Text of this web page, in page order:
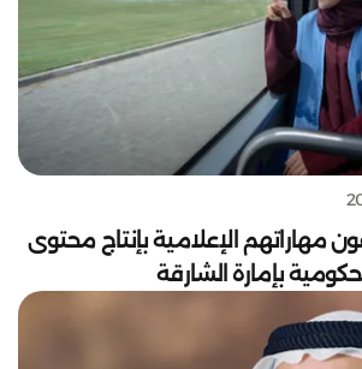
مهاراتهم الإعلامية بإنتاج محتوى